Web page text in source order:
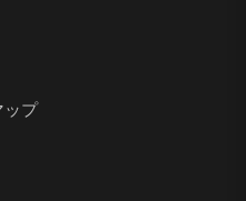
ップ